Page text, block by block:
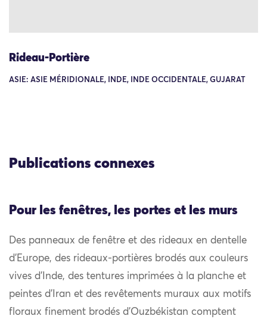
Rideau-Portière
ASIE: ASIE MÉRIDIONALE, INDE, INDE OCCIDENTALE, GUJARAT
Publications connexes
Pour les fenêtres, les portes et les murs
Des panneaux de fenêtre et des rideaux en dentelle
d’Europe, des rideaux-portières brodés aux couleurs
vives d’Inde, des tentures imprimées à la planche et
peintes d’Iran et des revêtements muraux aux motifs
floraux finement brodés d’Ouzbékistan comptent